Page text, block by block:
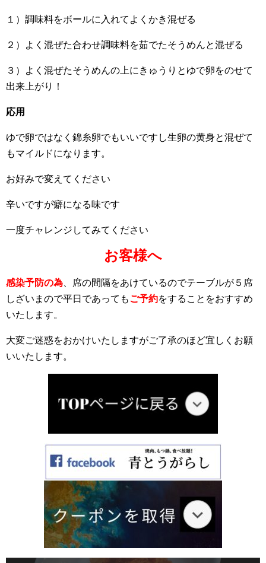
１）調味料をボールに入れてよくかき混ぜる
２）よく混ぜた合わせ調味料を茹でたそうめんと混ぜる
３）よく混ぜたそうめんの上にきゅうりとゆで卵をのせて
出来上がり！
応用
ゆで卵ではなく錦糸卵でもいいですし生卵の黄身と混ぜて
もマイルドになります。
お好みで変えてください
辛いですが癖になる味です
一度チャレンジしてみてください
お客様へ
感染予防の為 、席の間隔をあけているのでテーブルが５席
しざいまので平日であってもご予約をすることをおすすめ
いたします。
大変ご迷惑をおかけいたしますがご了承のほど宜しくお願
いいたします。